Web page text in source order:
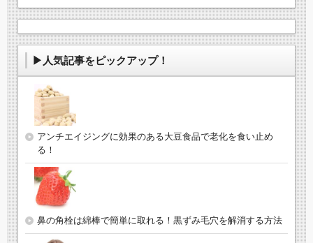
▶人気記事をピックアップ！
アンチエイジングに効果のある大豆食品で老化を食い止め
る！
鼻の角栓は綿棒で簡単に取れる！黒ずみ毛穴を解消する方法